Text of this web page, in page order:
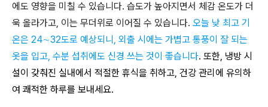
에도 영향을 미칠 수 있습니다. 습도가 높아지면서 체감 온도가 더
욱 올라가고, 이는 무더위로 이어질 수 있습니다. 오늘 낮 최고 기
온은 24∼32도로 예상되니, 외출 시에는 가볍고 통풍이 잘 되는
옷을 입고, 수분 섭취에도 신경 쓰는 것이 좋습니다. 또한, 냉방 시
설이 갖춰진 실내에서 적절한 휴식을 취하고, 건강 관리에 유의하
여 쾌적한 하루를 보내세요.